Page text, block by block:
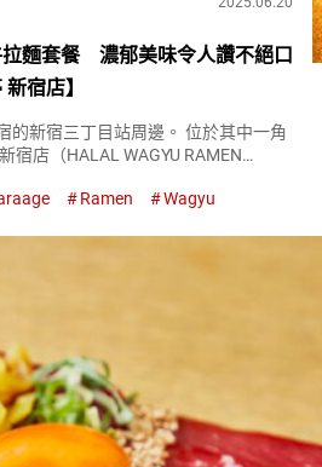
麵套餐 濃郁美味令人讚不絕口
宿店】
的新宿三丁目站周邊。 位於其中一角
宿店（HALAL WAGYU RAMEN
目標是使...Ramen Wagyu